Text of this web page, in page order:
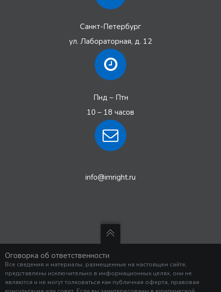
Санкт-Петербург
ул. Лабораторная, д. 12
Пнд – Птн
10 – 18 часов
info@imright.ru
Оговорка об ответственности
Все сведения и материалы, размещенные на настоящем сайте,
представлены исключительно в информационных целях, они не
являются и не могут толковаться как публичная оферта, правовая